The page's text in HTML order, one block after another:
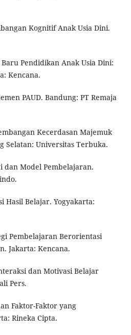
Kognitif Anak Usia Dini.
Pendidikan Anak Usia Dini:
Kencana.
PAUD. Bandung: PT Remaja
Kecerdasan Majemuk
Selatan: Universitas Terbuka.
dan Model Pembelajaran.
Hasil Belajar. Yogyakarta:
Pembelajaran Berorientasi
Jakarta: Kencana.
dan Motivasi Belajar
Pers.
Faktor-Faktor yang
Rineka Cipta.